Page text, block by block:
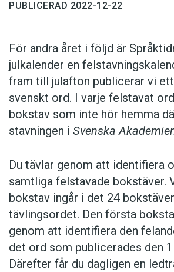
PUBLICERAD 2022-12-22
För andra året i följd är
julkalender en
fram till julafton publicerar vi
svenskt ord. I varje felstavat
bokstav som inte hör hemma
stavningen i Svenska
Du tävlar genom att identifiera
samtliga felstavade bokstäver.
bokstav ingår i det 24
tävlingsordet. Den första
genom att identifiera den
det ord som publicerades den
Därefter får du dagligen en